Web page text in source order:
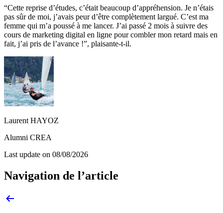
“Cette reprise d’études, c’était beaucoup d’appréhension. Je n’étais
pas sûr de moi, j’avais peur d’être complètement largué. C’est ma
femme qui m’a poussé à me lancer. J’ai passé 2 mois à suivre des
cours de marketing digital en ligne pour combler mon retard mais en
fait, j’ai pris de l’avance !”, plaisante-t-il.
Laurent HAYOZ
Alumni CREA
Last update on 08/08/2026
Navigation de l’article